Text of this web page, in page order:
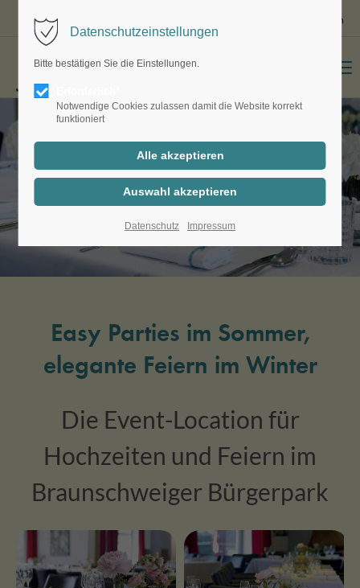
Reservieren
Easy Parties im Sommer,
elegante Feiern im Winter
Die Event-Location für
Hochzeiten und Feiern im
Braunschweiger Bürgerpark
Datenschutzeinstellungen
Bitte bestätigen Sie die Einstellungen.
Notwendige Cookies zulassen damit die Website korrekt
funktioniert
Datenschutz Impressum